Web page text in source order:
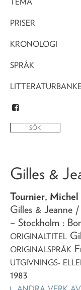
PRISER
KRONOLOGI
SPRÅK
Gilles &
Tournier, Michel
Gilles & Jeanne /
– Stockholm :
ORIGINALTITEL
ORIGINALSPRÅK
UTGIVNINGS-
1983